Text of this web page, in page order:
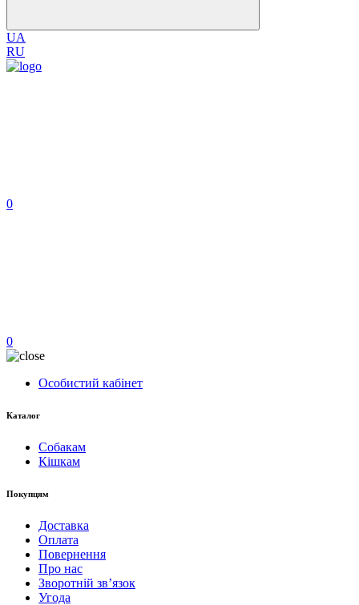
UA
RU
0
0
Особистий кабінет
Каталог
Собакам
Кішкам
Покупцям
Доставка
Оплата
Повернення
Про нас
Зворотній зв’язок
Угода